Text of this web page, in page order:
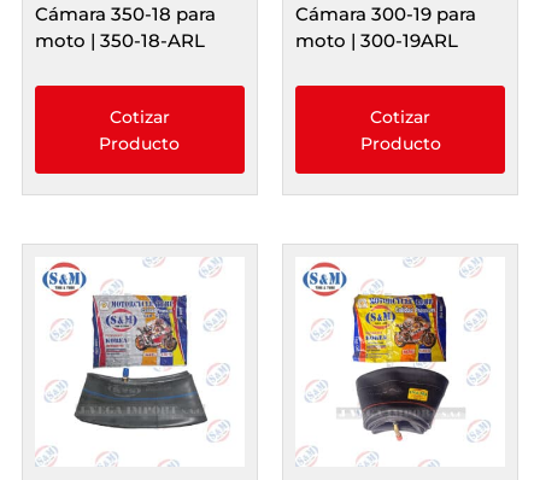
Cámara 350-18 para
moto | 350-18-ARL
Cotizar
Producto
Cámara 300-19 para
moto | 300-19ARL
Cotizar
Producto